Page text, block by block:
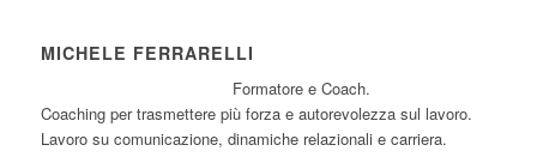
MICHELE FERRARELLI
Formatore e Coach.
Coaching per trasmettere più forza e autorevolezza sul lavoro.
Lavoro su comunicazione, dinamiche relazionali e carriera.